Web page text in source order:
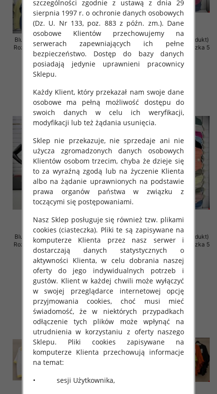
Bluzki damskie (Włoskie produkt)
Roz Standard, Mix Kolor Paczka 5
szt
29.00 zł
Bluzki damskie (Włoskie produkt)
Roz Standard, Mix Kolor Paczka 5
szt
29.00 zł
Bluzki damskie (Włoskie produkt)
Roz Standard, Mix Kolor Paczka 5
szt
29.00 zł
szczegóły
Bluzki damskie (Włoskie produkt)
Roz Standard, Mix Kolor Paczka 5
szt
26.00 zł
szczegóły
szczególności zgodnie z ustawą z dnia 29
sierpnia 1997 r. o ochronie danych osobowych
(Dz. U. Nr 133, poz. 883 z późn. zm.). Dane
osobowe Klientów przechowujemy na
serwerach zapewniających ich pełne
bezpieczeństwo. Dostęp do bazy danych
posiadają jedynie uprawnieni pracownicy
Sklepu.
Każdy Klient, który przekazał nam swoje dane
osobowe ma pełną możliwość dostępu do
swoich danych w celu ich weryfikacji,
modyfikacji lub też żądania usunięcia.
Sklep nie przekazuje, nie sprzedaje ani nie
użycza zgromadzonych danych osobowych
Klientów osobom trzecim, chyba że dzieje się
to za wyraźną zgodą lub na życzenie Klienta
albo na żądanie uprawnionych na podstawie
prawa organów państwa w związku z
toczącymi się postępowaniami.
Nasz Sklep posługuje się również tzw. plikami
cookies (ciasteczka). Pliki te są zapisywane na
komputerze Klienta przez nasz serwer i
dostarczają danych statystycznych o
aktywności Klienta, w celu dobrania naszej
oferty do jego indywidualnych potrzeb i
gustów. Klient w każdej chwili może wyłączyć
w swojej przeglądarce internetowej opcję
przyjmowania cookies, choć musi mieć
świadomość, że w niektórych przypadkach
odłączenie tych plików może wpłynąć na
utrudnienia w korzystaniu z oferty naszego
Sklepu. Pliki cookies zapisywane na
komputerze Klienta przechowują informacje
na temat:
• sesji Użytkownika,